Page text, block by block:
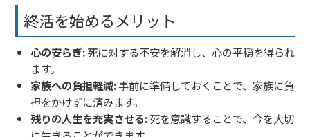
終活を始めるメリット
心の安らぎ:死に対する不安を解消し、心の平穏を得られ
ます。
家族への負担軽減:事前に準備しておくことで、家族に負
担をかけずに済みます。
残りの人生を充実させる:死を意識することで、今を大切